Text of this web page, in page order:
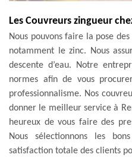
Les Couvreurs zingueur
Nous pouvons faire la pose
notamment le zinc. Nous
descente d’eau. Notre
normes afin de vous
professionnalisme. Nos
donner le meilleur service à
heureux de vous faire des
Nous sélectionnons les
satisfaction totale des clients